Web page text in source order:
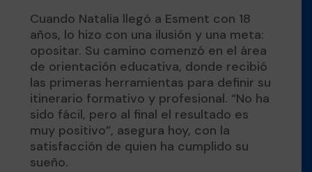
Cuando Natalia llegó a Esment con 18
años, lo hizo con una ilusión y una meta:
opositar. Su camino comenzó en el área
de orientación educativa, donde recibió
las primeras herramientas para definir su
itinerario formativo y profesional. “No ha
sido fácil, pero al final el resultado es
muy positivo”, asegura hoy, con la
satisfacción de quien ha cumplido su
sueño.